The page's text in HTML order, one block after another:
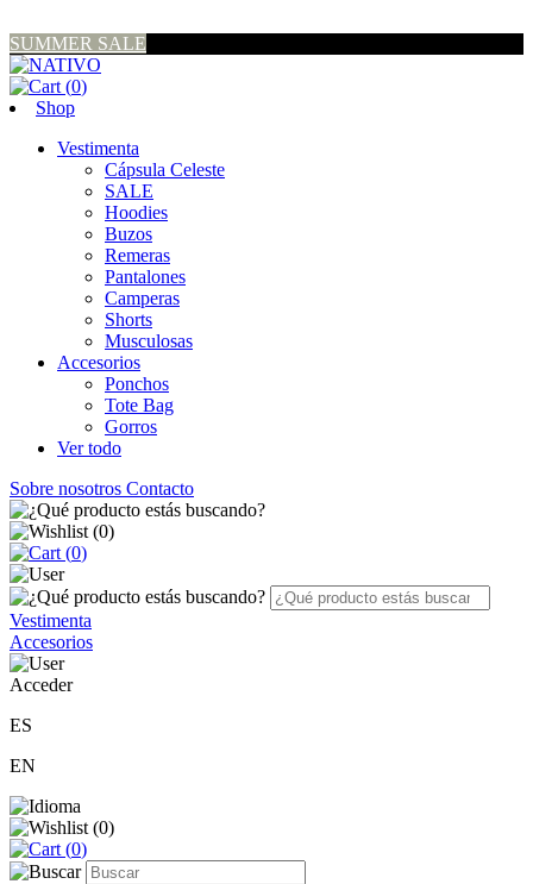
SUMMER SALE
(0)
Shop
Vestimenta
Cápsula Celeste
SALE
Hoodies
Buzos
Remeras
Pantalones
Camperas
Shorts
Musculosas
Accesorios
Ponchos
Tote Bag
Gorros
Ver todo
Sobre nosotros Contacto
(0)
(0)
Vestimenta
Accesorios
Acceder
ES
EN
(0)
(0)